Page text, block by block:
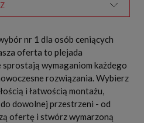
nr 1 dla osób ceniących
oferta to plejada
wymaganiom każdego
rozwiązania. Wybierz
i łatwością montażu,
dowolnej przestrzeni - od
ofertę i stwórz wymarzoną